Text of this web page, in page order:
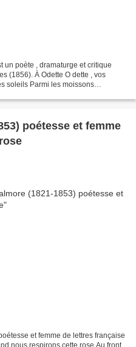
un poète , dramaturge et critique
(1856). À Odette O dette , vos
soleils Parmi les moissons
et femme de lettres française
nous respirons cette rose Au front